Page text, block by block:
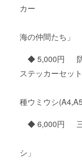
カー
「
海の仲間たち」
◆ 5,000円 防
ステッカーセット
「新
種ウミウシ
◆ 6,000円 三
「ウ
シ」